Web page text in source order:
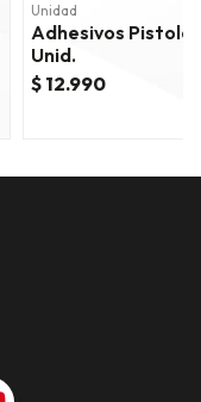
Unidad
Adhesivos
Unid.
$ 12.990